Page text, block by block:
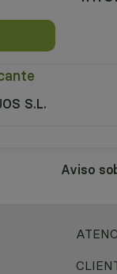
S.L.
Aviso